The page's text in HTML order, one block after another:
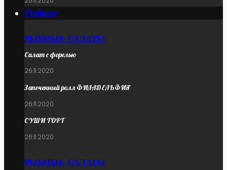
Рыбные
РЫБНЫЕ САЛАТЫ
Салат с форелью
26.11.2020
Запеченный ролл ФИЛАДЕЛЬФИЯ
26.11.2020
СУШИ ТОРТ
26.11.2020
РЫБНЫЕ САЛАТЫ